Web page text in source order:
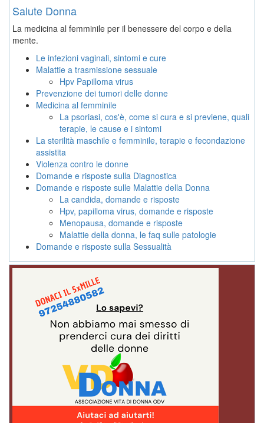
Salute Donna
La medicina al femminile per il benessere del corpo e della
mente.
Le infezioni vaginali, sintomi e cure
Malattie a trasmissione sessuale
Hpv Papilloma virus
Prevenzione dei tumori delle donne
Medicina al femminile
La psoriasi, cos'è, come si cura e si previene, quali
terapie, le cause e i sintomi
La sterilità maschile e femminile, terapie e fecondazione
assistita
Violenza contro le donne
Domande e risposte sulla Diagnostica
Domande e risposte sulle Malattie della Donna
La candida, domande e risposte
Hpv, papilloma virus, domande e risposte
Menopausa, domande e risposte
Malattie della donna, le faq sulle patologie
Domande e risposte sulla Sessualità